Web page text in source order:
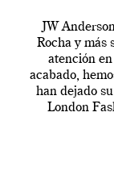
JW
Rocha y más
atención
acabado,
han dejado
London